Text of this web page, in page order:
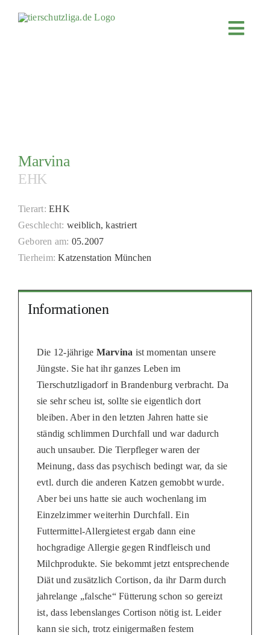
Marvina
EHK
Tierart: EHK
Geschlecht: weiblich, kastriert
Geboren am: 05.2007
Tierheim: Katzenstation München
Informationen
Die 12-jährige Marvina ist momentan unsere
Jüngste. Sie hat ihr ganzes Leben im
Tierschutzligadorf in Brandenburg verbracht. Da
sie sehr scheu ist, sollte sie eigentlich dort
bleiben. Aber in den letzten Jahren hatte sie
ständig schlimmen Durchfall und war dadurch
auch unsauber. Die Tierpfleger waren der
Meinung, dass das psychisch bedingt war, da sie
evtl. durch die anderen Katzen gemobbt wurde.
Aber bei uns hatte sie auch wochenlang im
Einzelzimmer weiterhin Durchfall. Ein
Futtermittel-Allergietest ergab dann eine
hochgradige Allergie gegen Rindfleisch und
Milchprodukte. Sie bekommt jetzt entsprechende
Diät und zusätzlich Cortison, da ihr Darm durch
jahrelange „falsche“ Fütterung schon so gereizt
ist, dass lebenslanges Cortison nötig ist. Leider
kann sie sich, trotz einigermaßen festem